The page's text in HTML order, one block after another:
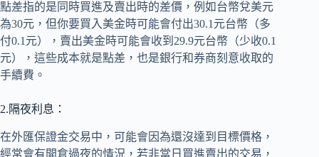
點差指的是同時買進及賣出時的差價，例如台幣兌美元
為30元，但你要買入美金時可能會付出30.1元台幣（多
付0.1元），賣出美金時可能會收到29.9元台幣（少收0.1
元），這些成本就是點差，也是銀行和券商刻意收取的
手續費。
2.隔夜利息：
在外匯保證金交易中，可能會因為還沒達到目標價格，
經常會有開倉過夜的情況，若非當日買進賣出的交易，